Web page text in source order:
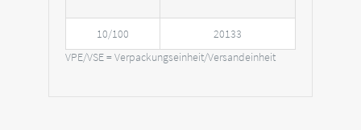
10/100
20133
VPE/VSE = Verpackungseinheit/Versandeinheit